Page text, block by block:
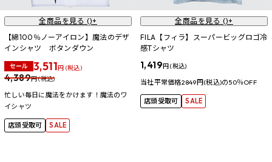
全商品を見る ()+
【綿100％ノーアイロン】魔法のデザ
インシャツ ボタンダウン
セール 3,511円 (税込)
4,389円 (税込)
忙しい毎日に魔法をかけます！魔法のワ
イシャツ
店頭受取可 SALE
全商品を見る ()+
FILA【フィラ】スーパービッグロゴ冷
感Tシャツ
1,419円 (税込)
当社平常価格2849円(税込)の50％OFF
店頭受取可 SALE